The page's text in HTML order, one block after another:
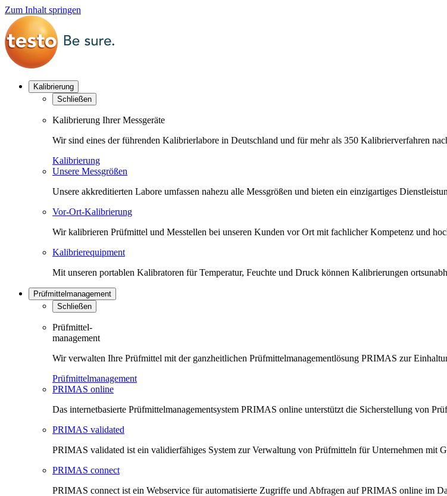
Zum Inhalt springen
Kalibrierung
Schließen
Kalibrierung Ihrer Messgeräte
Wir sind eines der führenden Kalibrierlabore in Deutschland und für mehr als 350 Kalibrierverfahren
Kalibrierung
Unsere Messgrößen
Unsere akkreditierten Labore umfassen nahezu alle Messgrößen und bieten ein einzigartiges
Vor-Ort-Kalibrierung
Wir kalibrieren Prüfmittel und Messtellen bei unseren Kunden vor Ort mit fachlicher Kompetenz und
Kalibrierequipment
Mit unseren portablen Kalibratoren für Temperatur, Feuchte und Druck können Kalibrierungen
Prüfmittelmanagement
Schließen
Prüfmittel-
management
Wir verwalten Ihre Prüfmittel mit der ganzheitlichen Prüfmittelmanagementlösung PRIMAS zur
Prüfmittelmanagement
PRIMAS online
Das internetbasierte Prüfmittelmanagementsystem PRIMAS online unterstützt die Sicherstellung von
PRIMAS validated
PRIMAS validated ist ein validierfähiges System zur Verwaltung von Prüfmitteln für Unternehmen mit
PRIMAS connect
PRIMAS connect ist ein Webservice für automatisierte Zugriffe und Abfragen auf PRIMAS online im